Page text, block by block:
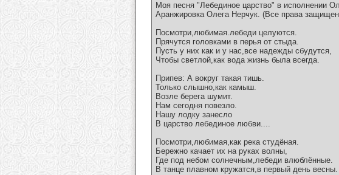
Моя песня "Лебединое царство" в исполнении
Аранжировка Олега Нерчук. (Все права
Посмотри,любимая.лебеди целуются.
Прячутся головками в перья от стыда.
Пусть у них как и у нас,все надежды сбудутся,
Чтобы светлой,как вода жизнь была всегда.
Припев: А вокруг такая тишь.
Только слышно,как камыш.
Возле берега шумит.
Нам сегодня повезло.
Нашу лодку занесло
В царство лебединое любви....
Посмотри,любимая,как река студёная.
Бережно качает их на руках волны,
Где под небом солнечным,лебеди влюблённые.
В танце плавном кружатся,в первый день весны.